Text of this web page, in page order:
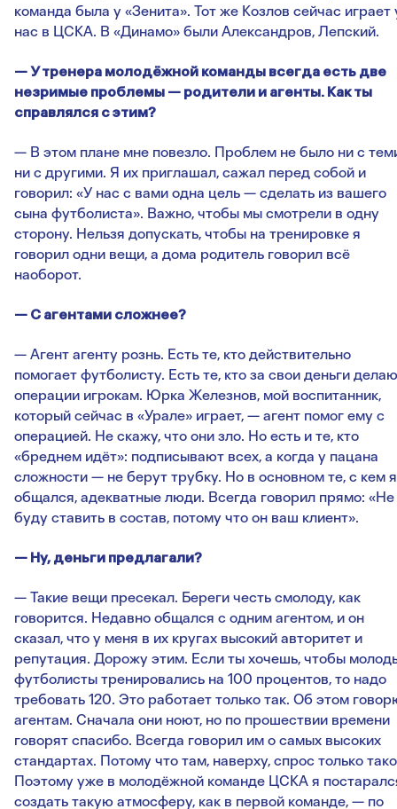
команда была у «Зенита». Тот же Козлов сейчас играет
нас в ЦСКА. В «Динамо» были Александров, Лепский.
— У тренера молодёжной команды всегда есть две
незримые проблемы — родители и агенты. Как ты
справлялся с этим?
— В этом плане мне повезло. Проблем не было ни с
ни с другими. Я их приглашал, сажал перед собой и
говорил: «У нас с вами одна цель — сделать из вашего
сына футболиста». Важно, чтобы мы смотрели в одну
сторону. Нельзя допускать, чтобы на тренировке я
говорил одни вещи, а дома родитель говорил всё
наоборот.
— С агентами сложнее?
— Агент агенту рознь. Есть те, кто действительно
помогает футболисту. Есть те, кто за свои деньги
операции игрокам. Юрка Железнов, мой воспитанник,
который сейчас в «Урале» играет, — агент помог ему с
операцией. Не скажу, что они зло. Но есть и те, кто
«бреднем идёт»: подписывают всех, а когда у пацана
сложности — не берут трубку. Но в основном те, с кем я
общался, адекватные люди. Всегда говорил прямо: «Не
буду ставить в состав, потому что он ваш клиент».
— Ну, деньги предлагали?
— Такие вещи пресекал. Береги честь смолоду, как
говорится. Недавно общался с одним агентом, и он
сказал, что у меня в их кругах высокий авторитет и
репутация. Дорожу этим. Если ты хочешь, чтобы
футболисты тренировались на 100 процентов, то надо
требовать 120. Это работает только так. Об этом
агентам. Сначала они ноют, но по прошествии времени
говорят спасибо. Всегда говорил им о самых высоких
стандартах. Потому что там, наверху, спрос только
Поэтому уже в молодёжной команде ЦСКА я
создать такую атмосферу, как в первой команде, — по